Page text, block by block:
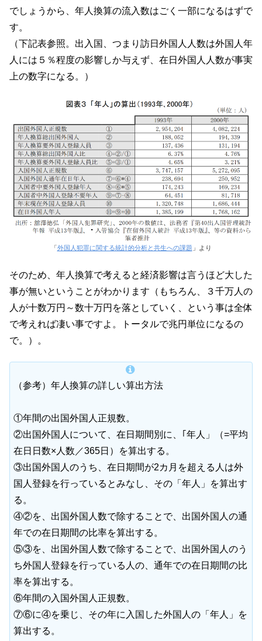
でしょうから、年人換算の流入数はごく一部になるはずで
す。
（下記表参照。出入国、つまり訪日外国人人数は外国人年
人には５％程度の影響しか与えず、在日外国人人数が事実
上の数字になる。）
「 外国人犯罪に関する統計的分析と共生への課題 」より
そのため、年人換算で考えると経済影響は言うほど大した
事が無いということがわかります（もちろん、３千万人の
人が十数万円～数十万円を落としていく、という事は全体
で考えれば凄い事ですよ。トータルで兆円単位になるの
で。）。
（参考）年人換算の詳しい算出方法
①年間の出国外国人正規数。
②出国外国人について、在日期間別に、｢年人」（=平均
在日日数×人数／365日）を算出する。
③出国外国人のうち、在日期間が2カ月を超える人は外
国人登録を行っているとみなし、その「年人」を算出す
る。
④②を、出国外国人数で除することで、出国外国人の通
年での在日期間の比率を算出する。
⑤③を、出国外国人数で除することで、出国外国人のう
ち外国人登録を行っている人の、通年での在日期間の比
率を算出する。
⑥年間の入国外国人正規数。
⑦⑥に④を乗じ、その年に入国した外国人の「年人」を
算出する。